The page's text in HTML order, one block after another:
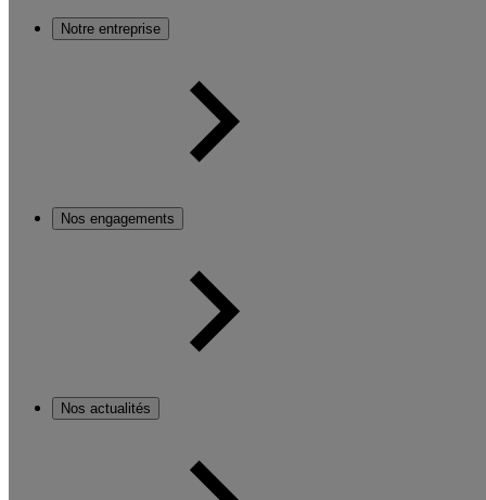
Notre entreprise
Nos engagements
Nos actualités